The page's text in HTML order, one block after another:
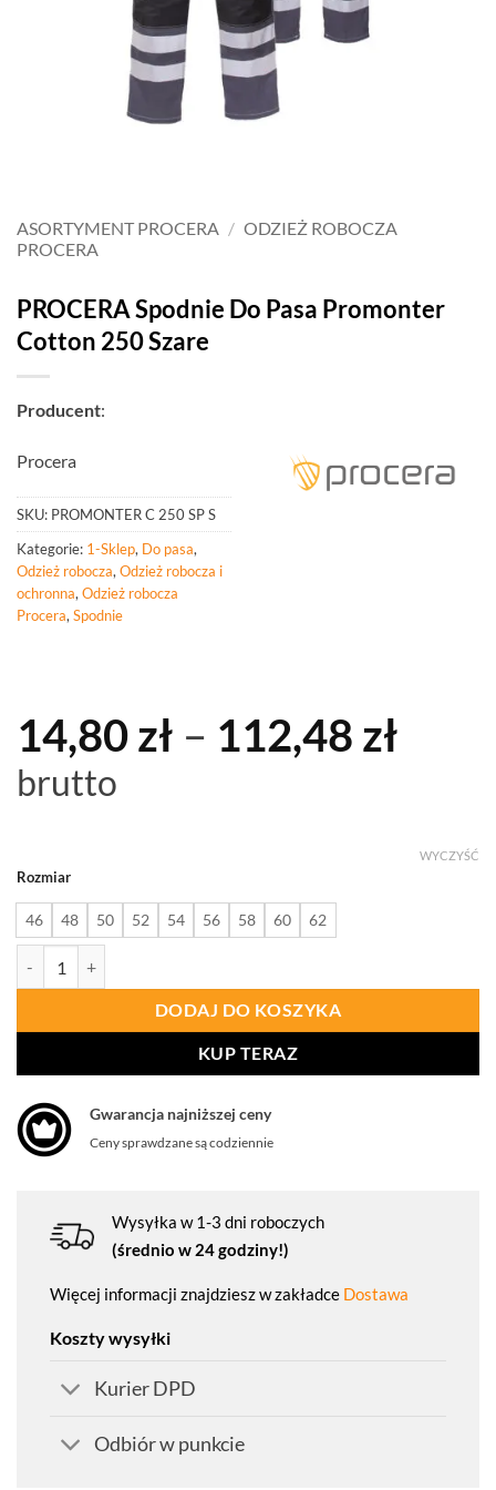
ASORTYMENT PROCERA / ODZIEŻ ROBOCZA
PROCERA
PROCERA Spodnie Do Pasa Promonter
Cotton 250 Szare
Producent:
Procera
SKU: PROMONTER C 250 SP S
Kategorie: 1-Sklep, Do pasa,
Odzież robocza,Odzież robocza i
ochronna,Odzież robocza
Procera,Spodnie
14,80zł – 112,48 zł
brutto
Rozmiar
46 48 50 52 54 56 58 60 62
WYCZYŚĆ
DODAJ DO KOSZYKA
KUP TERAZ
Gwarancja najniższej ceny
Ceny sprawdzane są codziennie
Wysyłka w 1-3 dni roboczych
(średnio w 24 godziny!)
Więcej informacji znajdziesz w zakładce Dostawa
Koszty wysyłki
Kurier DPD
Odbiór w punkcie